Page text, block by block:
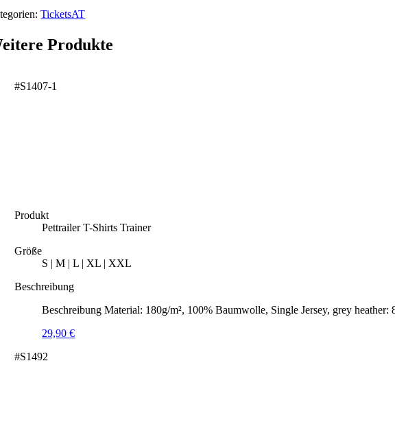
TicketsAT
Produkte
#S1407-1
Produkt
Pettrailer T-Shirts Trainer
Größe
S | M | L | XL | XXL
Beschreibung
Beschreibung Material: 180g/m², 100% Baumwolle, Single Jersey, grey
29,90€
#S1492